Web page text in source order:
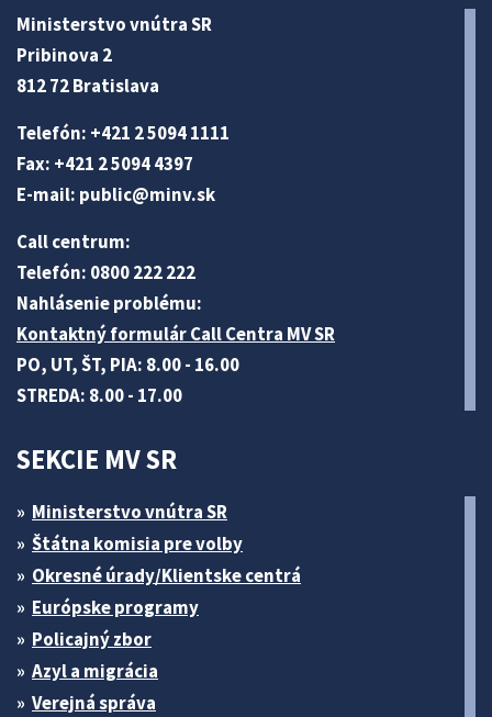
Ministerstvo vnútra SR
Pribinova 2
812 72 Bratislava
Telefón: +421 2 5094 1111
Fax: +421 2 5094 4397
E-mail: public@minv.sk
Call centrum:
Telefón: 0800 222 222
Nahlásenie problému:
Kontaktný formulár Call Centra MV SR
PO, UT, ŠT, PIA: 8.00 - 16.00
STREDA: 8.00 - 17.00
SEKCIE MV SR
Ministerstvo vnútra SR
Štátna komisia pre volby
Okresné úrady/Klientske centrá
Európske programy
Policajný zbor
Azyl a migrácia
Verejná správa